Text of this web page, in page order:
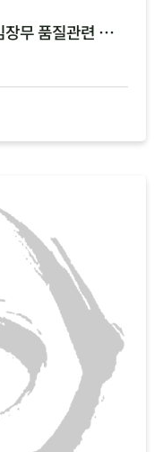
[두레생협 농산팀 특파원 보고: 김장무 품질관련 안내]